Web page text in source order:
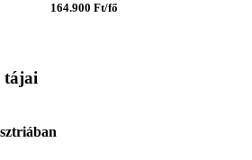
164.900 Ft/fő
tájai